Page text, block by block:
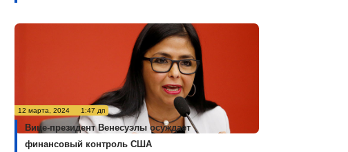
12 марта, 2024 1:47 дп
Вице-президент Венесуэлы осуждает
финансовый контроль США